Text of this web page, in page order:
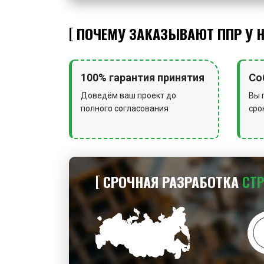
ПОЧЕМУ ЗАКАЗЫВАЮТ ППР У
100% гарантия принятия
Доведём ваш проект до
полного согласования
Вы
СРОЧНАЯ РАЗРАБОТКА